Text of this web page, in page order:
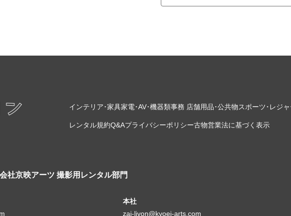
インテリア･家具家電･AV･機器類事務 店舗用品･公共物スポーツ･レジ
レンタル規約Q&Aプライバシーポリシー古物営業法に基づく表示
社京映アーツ 撮影用レンタル部門
本社
zai-liyon@kyoei-arts.com